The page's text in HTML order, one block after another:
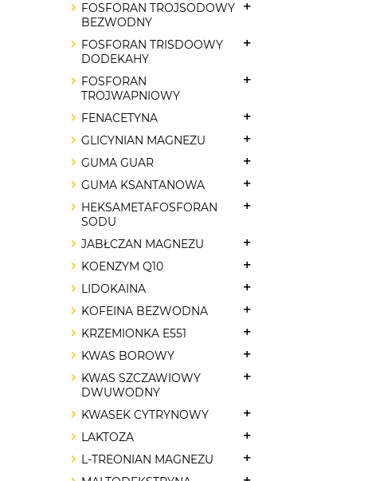
FOSFORAN TROJSODOWY
BEZWODNY
FOSFORAN TRISDOOWY
DODEKAHY
FOSFORAN
TROJWAPNIOWY
FENACETYNA
GLICYNIAN MAGNEZU
GUMA GUAR
GUMA KSANTANOWA
HEKSAMETAFOSFORAN
SODU
JABŁCZAN MAGNEZU
KOENZYM Q10
LIDOKAINA
KOFEINA BEZWODNA
KRZEMIONKA E551
KWAS BOROWY
KWAS SZCZAWIOWY
DWUWODNY
KWASEK CYTRYNOWY
LAKTOZA
L-TREONIAN MAGNEZU